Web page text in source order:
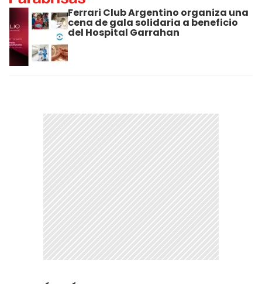
Ferrari Club Argentino organiza una
cena de gala solidaria a beneficio
del Hospital Garrahan